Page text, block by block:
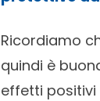
Ricordiamo
quindi è
effetti positivi